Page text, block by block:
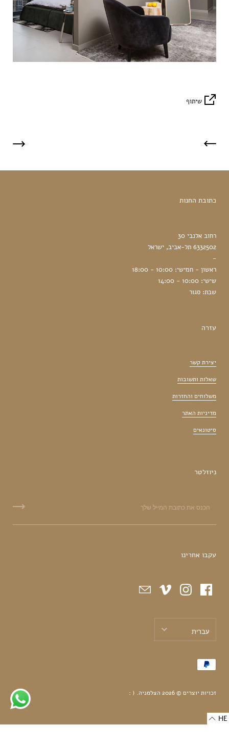
שיתוף
כתובת החנות
רחוב אלנבי 30
6332502 תל-אביב, ישראל
-
ראשון - חמישי: 10:00 - 18:00
שישי: 10:00 - 14:00
שבת: סגור
עזרה
יצירת קשר
שאלות ותשובות
משלוחים והחזרות
מדיניות האתר
סיטונאים
ניוזלטר
עקבו אחרינו
עברית
זכויות יוצרים © 2026 הצלמניה.
( :
HE